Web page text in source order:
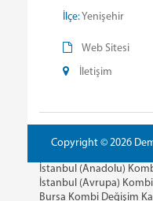
İlçe: Yenişehir
Web Sitesi
İletişim
Copyright © 2026
İstanbul (Anadolu)
İstanbul (Avrupa)
Bursa Kombi Değişim